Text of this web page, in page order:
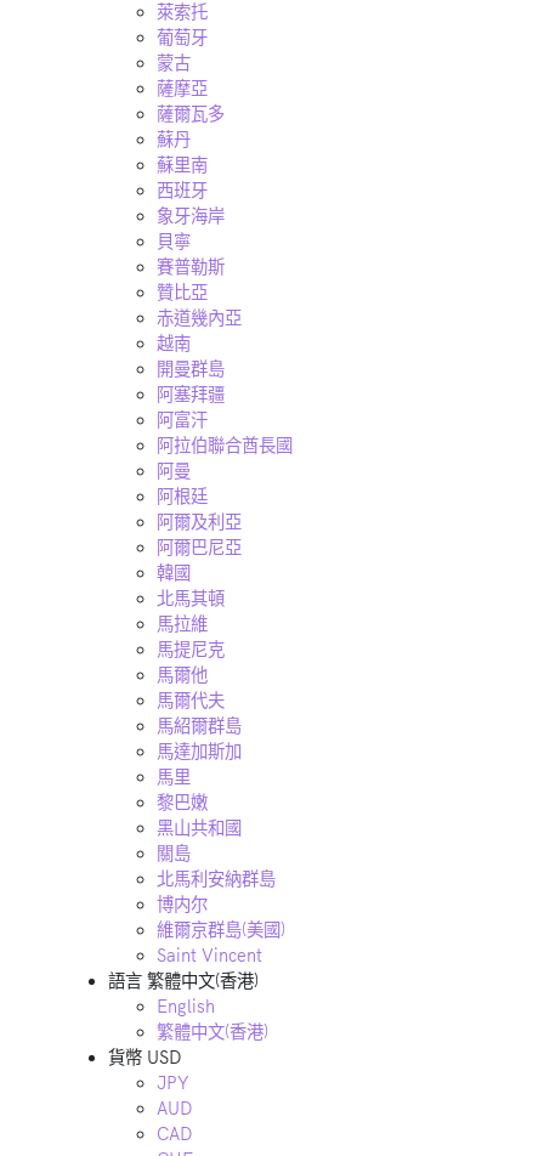
萊索托
葡萄牙
蒙古
薩摩亞
薩爾瓦多
蘇丹
蘇里南
西班牙
象牙海岸
貝寧
賽普勒斯
贊比亞
赤道幾內亞
越南
開曼群島
阿塞拜疆
阿富汗
阿拉伯聯合酋長國
阿曼
阿根廷
阿爾及利亞
阿爾巴尼亞
韓國
北馬其頓
馬拉維
馬提尼克
馬爾他
馬爾代夫
馬紹爾群島
馬達加斯加
馬里
黎巴嫩
黑山共和國
關島
北馬利安納群島
博内尔
維爾京群島(美國)
Saint Vincent
語言 繁體中文(香港)
English
繁體中文(香港)
貨幣 USD
JPY
AUD
CAD